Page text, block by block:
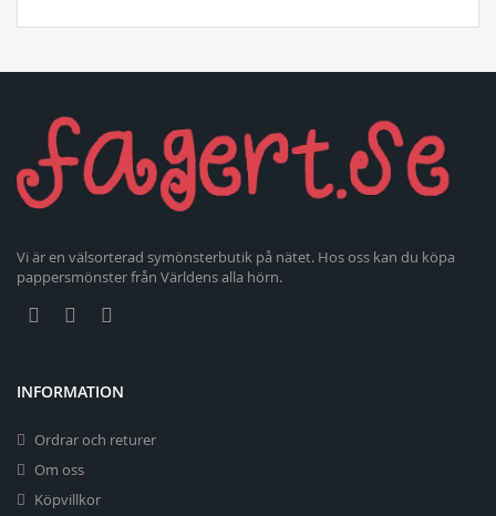
Vi är en välsorterad symönsterbutik på nätet. Hos oss kan du köpa
pappersmönster från Världens alla hörn.
INFORMATION
Ordrar och returer
Om oss
Köpvillkor